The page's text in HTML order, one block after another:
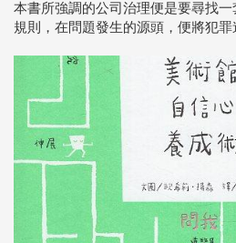
本書所強調的公司治理便是要尋找
規則，在問題發生的源頭，便將犯罪